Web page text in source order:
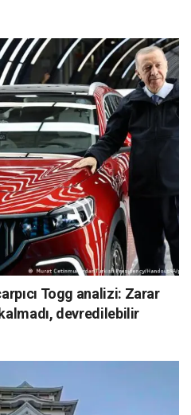
Togg analizi: Zarar
devredilebilir